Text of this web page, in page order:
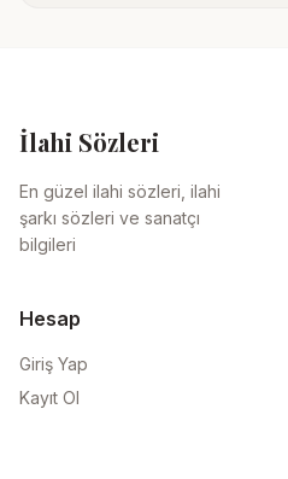
İlahi Sözleri
En güzel ilahi sözleri, ilahi
şarkı sözleri ve sanatçı
bilgileri
Hesap
Giriş Yap
Kayıt Ol